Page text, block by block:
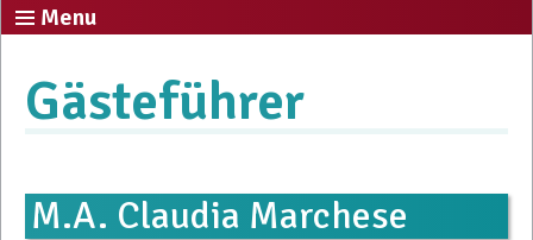
Menu
Gästeführer
M.A. Claudia Marchese